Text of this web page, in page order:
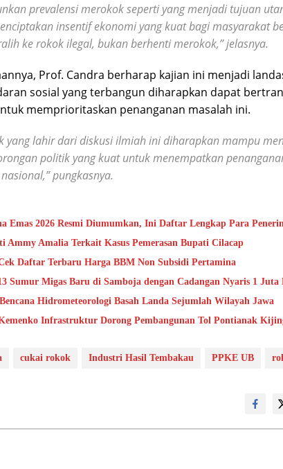
prevalensi merokok seperti yang menjadi tujuan
insentif ekonomi yang kuat bagi masyarakat
ke rokok ilegal, bukan berhenti merokok,” jelasnya.
Prof. Candra berharap kajian ini menjadi
sosial yang terbangun diharapkan dapat
memprioritaskan penanganan masalah ini.
yang lahir dari diskusi ilmiah ini diharapkan mampu
politik yang kuat untuk menempatkan
pungkasnya.
Emas 2026 Resmi Diumumkan, Ini Daftar Lengkap Para
Ammy Amalia Terkait Kasus Pemerasan Bupati Cilacap
Daftar Terbaru Harga BBM Non Subsidi Pertamina
Sumur Migas Baru di Samboja dengan Cadangan Nyaris 1 Juta
Hidrometeorologi Basah Landa Sejumlah Wilayah Jawa
Infrastruktur Dorong Pembangunan Tol Pontianak
cukai rokok Industri Hasil Tembakau PPKE UB